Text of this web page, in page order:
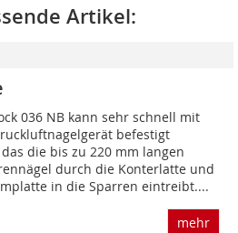
Artikel:
036 NB kann sehr schnell mit
befestigt
die bis zu 220 mm langen
durch die Konterlatte und
in die Sparren eintreibt....
mehr